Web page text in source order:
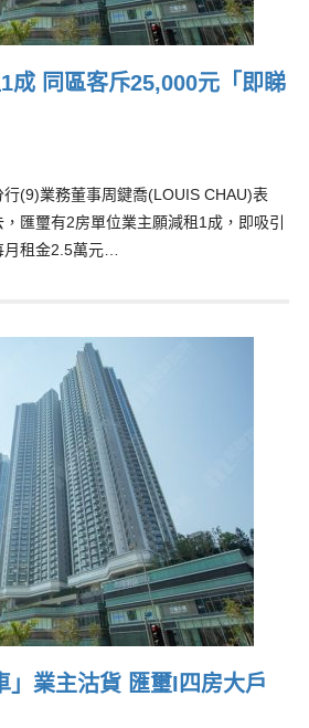
成 同區客斥25,000元「即睇
(9)業務董事周鍵喬(LOUIS CHAU)表
匯璽有2房單位業主願減租1成，即吸引
租金2.5萬元…
」業主沽貨 匯璽I四房大戶